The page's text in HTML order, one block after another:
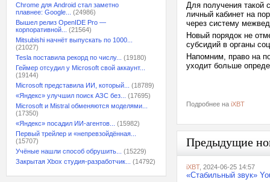
Chrome для Android стал заметно
плавнее: Google...
(24986)
Вышел релиз OpenIDE Pro —
корпоративной...
(21564)
Mitsubishi начнёт выпускать по 1000...
(21027)
Tesla поставила рекорд по числу...
(19180)
Геймер отсудил у Microsoft свой аккаунт...
(19144)
Microsoft представила ИИ, который...
(18789)
«Яндекс» улучшил поиск АЗС без...
(17695)
Microsoft и Mistral обменяются моделями...
(17350)
«Яндекс» посадил ИИ-агентов...
(15982)
Первый трейлер и «непревзойдённая...
(15707)
Учёные нашли способ обрушить...
(15229)
Закрытая Xbox студия-разработчик...
(14792)
Для получения такой
личный кабинет на
через систему
Новый порядок не
субсидий в органы
Напомним, право на
уходит больше
Подробнее на iXBT
Предыдущие
iXBT, 2024-06-25 14:57
«Стабильный звук»